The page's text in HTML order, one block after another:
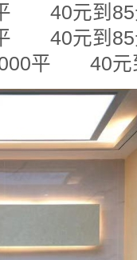
40元到85
40元到85
平 40元